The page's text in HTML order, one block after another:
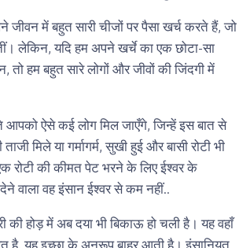
जीवन में बहुत सारी चीजों पर पैसा खर्च करते हैं, जो
लेकिन, यदि हम अपने खर्चे का एक छोटा-सा
तो हम बहुत सारे लोगों और जीवों की जिंदगी में
ऐसे कई लोग मिल जाएँगे, जिन्हें इस बात से
मिले या गर्मागर्म, सुखी हुई और बासी रोटी भी
रोटी की कीमत पेट भरने के लिए ईश्वर के
वाला वह इंसान ईश्वर से कम नहीं..
की होड़ में अब दया भी बिकाऊ हो चली है। यह वहाँ
है, यह इच्छा के अनुरूप बाहर आती है। इंसानियत